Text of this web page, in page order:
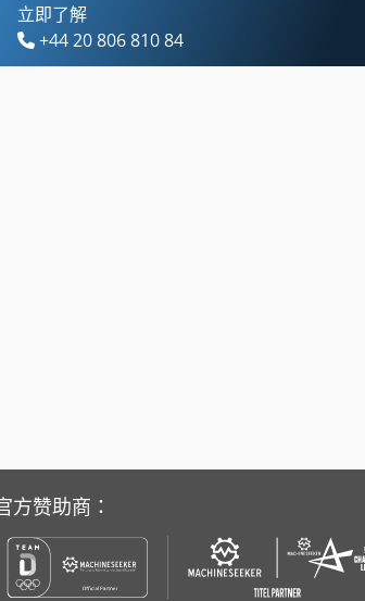
立即了解
+44 20 806 810 84
赞助商：